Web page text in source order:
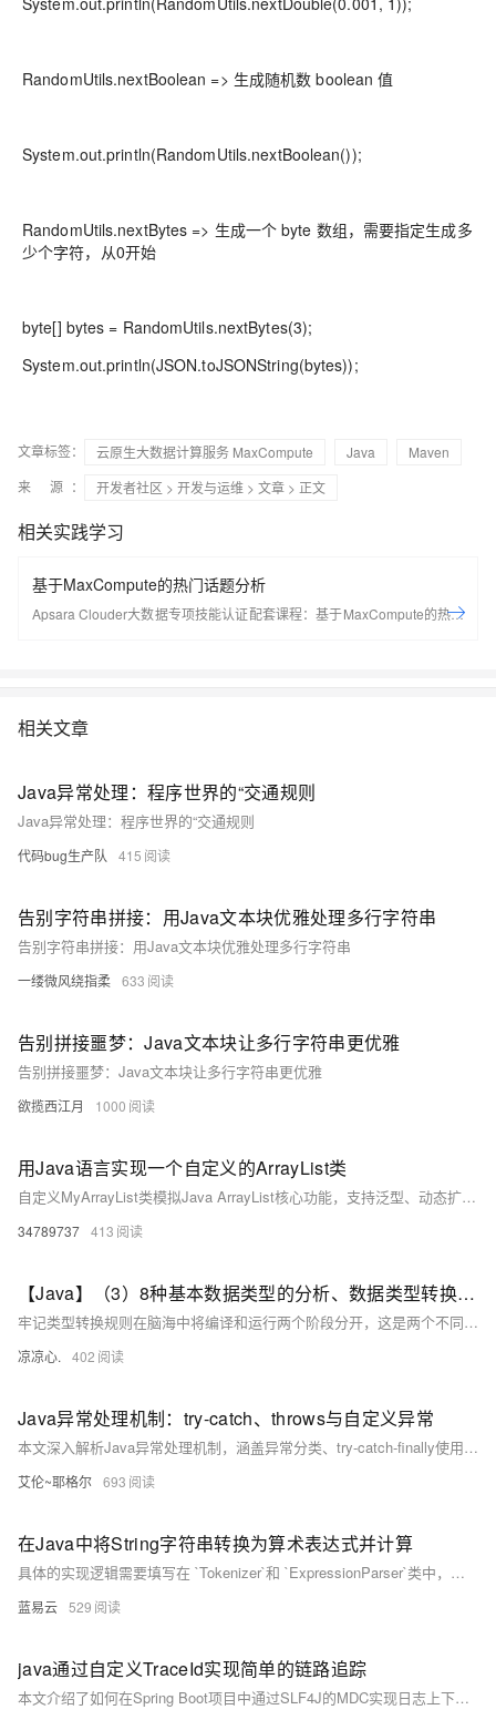
RandomUtils.nextBoolean => 生成随机数 boolean 值
System.out.println(RandomUtils.nextBoolean());
RandomUtils.nextBytes => 生成一个 byte 数组，需要指定生成多
少个字符，从0开始
byte[] bytes = RandomUtils.nextBytes(3);
System.out.println(JSON.toJSONString(bytes));
文章标签： 云原生大数据计算服务 MaxCompute Java
Maven
来 源：
开发者社区 > 开发与运维 > 文章 > 正文
相关实践学习
基于MaxCompute的热门话题分析
Apsara Clouder大数据专项技能认证配套课程：基于MaxCompute的热门
相关文章
Java异常处理：程序世界的“交通规则
Java异常处理：程序世界的“交通规则
代码bug生产队 415
告别字符串拼接：用Java文本块优雅处理多行字符串
告别字符串拼接：用Java文本块优雅处理多行字符串
一缕微风绕指柔 633
告别拼接噩梦：Java文本块让多行字符串更优雅
告别拼接噩梦：Java文本块让多行字符串更优雅
欲揽西江月 1000
用Java语言实现一个自定义的ArrayList类
自定义MyArrayList类模拟Java ArrayList核心功能，支持泛型、动态扩容（1.5倍）、增删改查及越界检查，底层用Object数组实现，适合学习动态数组原理。
34789737 413
【Java】（3）8种基本数据类型的分析、数据类型转换规则、转义字符的列举
牢记类型转换规则在脑海中将编译和运行两个阶段分开，这是两个不同的阶段，不要弄混！
凉凉心. 402
Java异常处理机制：try-catch、throws与自定义异常
本文深入解析Java异常处理机制，涵盖异常分类、try-catch-finally使用、throw与throws区别、自定义异常及最佳实践，助你写出更健壮、清晰的代码，提升Java编程能力。
艾伦~耶格尔 693
在Java中将String字符串转换为算术表达式并计算
具体的实现逻辑需要填写在 `Tokenizer`和 `ExpressionParser`类中，这里只提供了大概的框架。在实际实现时 `Tokenizer`应该提供分词逻辑，把输入的字符串转换成Token序列。而 `ExpressionParser`应当通过递归下降的方式依次解析
蓝易云 529
java通过自定义TraceId实现简单的链路追踪
本文介绍了如何在Spring Boot项目中通过SLF4J的MDC实现日志上下文traceId追踪。内容涵盖依赖配置、拦截器实现、网关与服务间调用的traceId传递、多线程环境下的上下文同步，以及logback日志格式配置。适用于小型微服务架构的链路追踪，便于排查复杂调用场景中的问题。